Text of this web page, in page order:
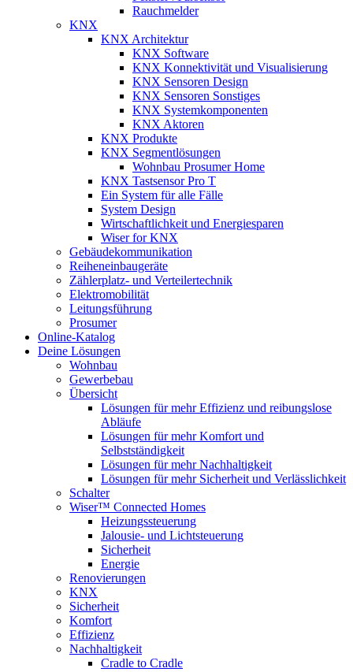
Rauchmelder
KNX
KNX Architektur
KNX Software
KNX Konnektivität und Visualisierung
KNX Sensoren Design
KNX Sensoren Sonstiges
KNX Systemkomponenten
KNX Aktoren
KNX Produkte
KNX Segmentlösungen
Wohnbau Prosumer Home
KNX Tastsensor Pro T
Ein System für alle Fälle
System Design
Wirtschaftlichkeit und Energiesparen
Wiser for KNX
Gebäudekommunikation
Reiheneinbaugeräte
Zählerplatz- und Verteilertechnik
Elektromobilität
Leitungsführung
Prosumer
Online-Katalog
Deine Lösungen
Wohnbau
Gewerbebau
Übersicht
Lösungen für mehr Effizienz und reibungslose
Abläufe
Lösungen für mehr Komfort und
Selbstständigkeit
Lösungen für mehr Nachhaltigkeit
Lösungen für mehr Sicherheit und Verlässlichkeit
Schalter
Wiser™ Connected Homes
Heizungssteuerung
Jalousie- und Lichtsteuerung
Sicherheit
Energie
Renovierungen
KNX
Sicherheit
Komfort
Effizienz
Nachhaltigkeit
Cradle to Cradle